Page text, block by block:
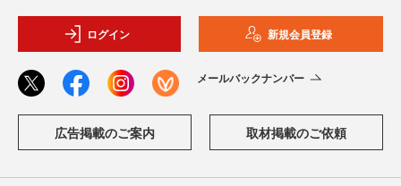
ログイン 新規会員登録
メールバックナンバー
広告掲載のご案内 取材掲載のご依頼